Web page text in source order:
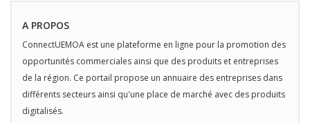
A PROPOS
ConnectUEMOA est une plateforme en ligne pour la promotion des
opportunités commerciales ainsi que des produits et entreprises
de la région. Ce portail propose un annuaire des entreprises dans
différents secteurs ainsi qu'une place de marché avec des produits
digitalisés.